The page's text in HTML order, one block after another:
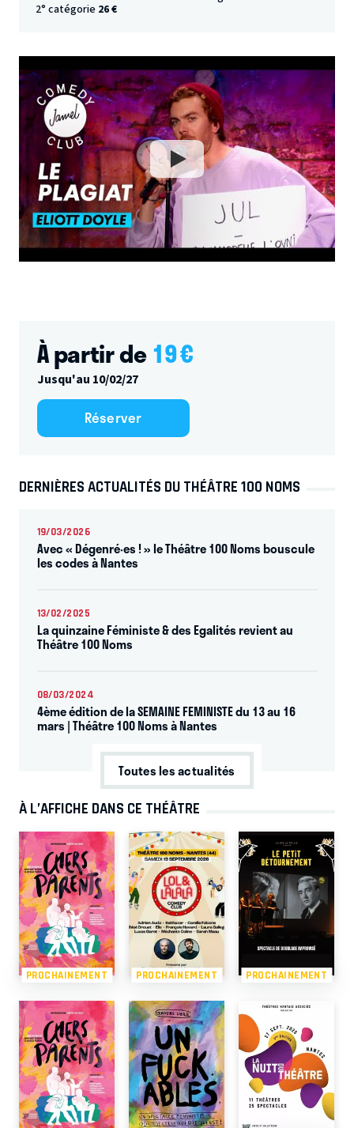
2° catégorie 26 €
À partir de19€
Jusqu'au 10/02/27
Réserver
DERNIÈRES ACTUALITÉS DU THÉÂTRE 100 NOMS
19/03/2026
Avec « Dégenré·es ! » le Théâtre 100 Noms bouscule
les codes à Nantes
13/02/2025
La quinzaine Féministe & des Egalités revient au
Théâtre 100 Noms
08/03/2024
4ème édition de la SEMAINE FEMINISTE du 13 au 16
mars | Théâtre 100 Noms à Nantes
Toutes les actualités
À L’AFFICHE DANS CE THÉÂTRE
PROCHAINEMENT PROCHAINEMENT PROCHAINEMENT